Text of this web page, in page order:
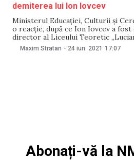
demiterea lui Ion Iovcev
Ministerul Educației, Culturii și
o reacție, după ce Ion Iovcev a fost
director al Liceului Teoretic
Instituția a precizat că „are
Maxim Stratan - 24 iun. 2021 17:07
Abonați-vă la